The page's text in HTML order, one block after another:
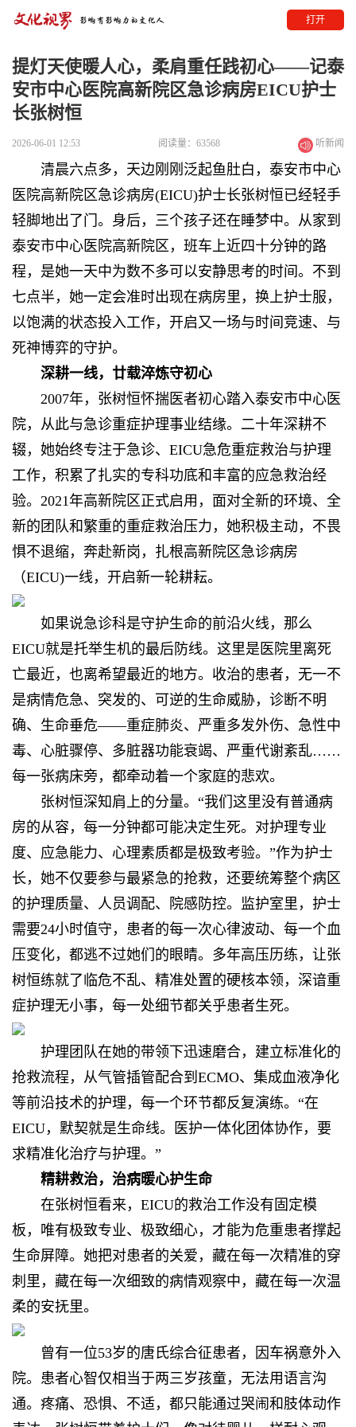
打开
提灯天使暖人心，柔肩重任践初心——记泰
安市中心医院高新院区急诊病房EICU护士
长张树恒
2026-06-01 12:53 阅读量：63568 听新闻
清晨六点多，天边刚刚泛起鱼肚白，泰安市中心
医院高新院区急诊病房(EICU)护士长张树恒已经轻手
轻脚地出了门。身后，三个孩子还在睡梦中。从家到
泰安市中心医院高新院区，班车上近四十分钟的路
程，是她一天中为数不多可以安静思考的时间。不到
七点半，她一定会准时出现在病房里，换上护士服，
以饱满的状态投入工作，开启又一场与时间竞速、与
死神博弈的守护。
深耕一线， 廿载淬炼守初心
2007年，张树恒怀揣医者初心踏入泰安市中心医
院，从此与急诊重症护理事业结缘。二十年深耕不
辍，她始终专注于急诊、EICU急危重症救治与护理
工作，积累了扎实的专科功底和丰富的应急救治经
验。2021年高新院区正式启用，面对全新的环境、全
新的团队和繁重的重症救治压力，她积极主动，不畏
惧不退缩，奔赴新岗，扎根高新院区急诊病房
（EICU)一线，开启新一轮耕耘。
如果说急诊科是守护生命的前沿火线，那么
EICU就是托举生机的最后防线。这里是医院里离死
亡最近，也离希望最近的地方。收治的患者，无一不
是病情危急、突发的、可逆的生命威胁，诊断不明
确、生命垂危——重症肺炎、严重多发外伤、急性中
毒、心脏骤停、多脏器功能衰竭、严重代谢紊乱……
每一张病床旁，都牵动着一个家庭的悲欢。
张树恒深知肩上的分量。“我们这里没有普通病
房的从容，每一分钟都可能决定生死。对护理专业
度、应急能力、心理素质都是极致考验。”作为护士
长，她不仅要参与最紧急的抢救，还要统筹整个病区
的护理质量、人员调配、院感防控。监护室里，护士
需要24小时值守，患者的每一次心律波动、每一个血
压变化，都逃不过她们的眼睛。多年高压历练，让张
树恒练就了临危不乱、精准处置的硬核本领，深谙重
症护理无小事，每一处细节都关乎患者生死。
护理团队在她的带领下迅速磨合，建立标准化的
抢救流程，从气管插管配合到ECMO、集成血液净化
等前沿技术的护理，每一个环节都反复演练。“在
EICU，默契就是生命线。医护一体化团体协作，要
求精准化治疗与护理。”
精耕救治， 治病暖心护生命
在张树恒看来，EICU的救治工作没有固定模
板，唯有极致专业、极致细心，才能为危重患者撑起
生命屏障。她把对患者的关爱，藏在每一次精准的穿
刺里，藏在每一次细致的病情观察中，藏在每一次温
柔的安抚里。
曾有一位53岁的唐氏综合征患者，因车祸意外入
院。患者心智仅相当于两三岁孩童，无法用语言沟
通。疼痛、恐惧、不适，都只能通过哭闹和肢体动作